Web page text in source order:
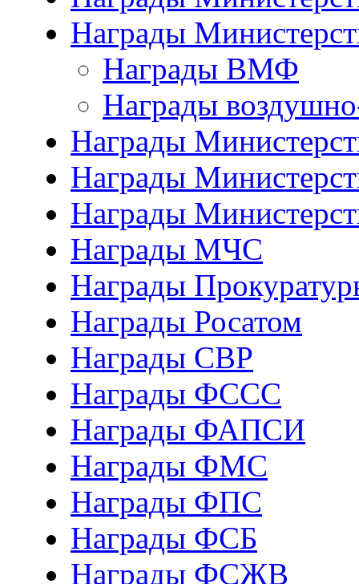
Награды
Награды ВМФ
Награды
Награды
Награды
Награды
Награды МЧС
Награды
Награды Росатом
Награды СВР
Награды ФCСС
Награды ФАПСИ
Награды ФМС
Награды ФПС
Награды ФСБ
Награды ФСЖВ